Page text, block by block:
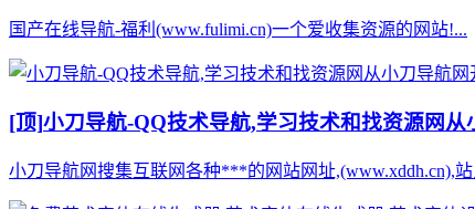
国产在线导航-福利(www.fulimi.cn)一个爱收集资源的网站!...
[顶]小刀导航-QQ技术导航,学习技术和找资源网从
小刀导航网搜集互联网各种***的网站网址,(www.xddh.cn),